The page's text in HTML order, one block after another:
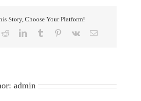
rutrum
Story, Choose Your Platform!
RedditLinkedInTumblr Pinterest
Vk Email
admin